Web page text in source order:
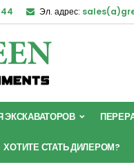
Эл. адрес:
ЭКСКАВАТОРОВ
ХОТИТЕ СТАТЬ ДИЛЕРОМ?